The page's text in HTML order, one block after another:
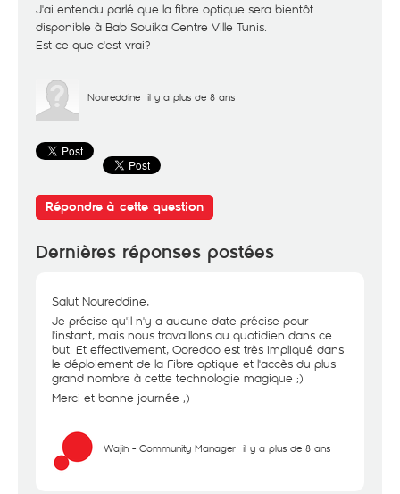
J'ai entendu parlé que la fibre optique sera bientôt
disponible à Bab Souika Centre Ville Tunis.
Est ce que c'est vrai?
Noureddine il y a plus de 8 ans
Répondre à cette question
Dernières réponses postées
Salut Noureddine,
Je précise qu'il n'y a aucune date précise pour
l'instant, mais nous travaillons au quotidien dans ce
but. Et effectivement, Ooredoo est très impliqué dans
le déploiement de la Fibre optique et l'accès du plus
grand nombre à cette technologie magique ;)
Merci et bonne journée ;)
Wajih - Community Manager il y a plus de 8 ans